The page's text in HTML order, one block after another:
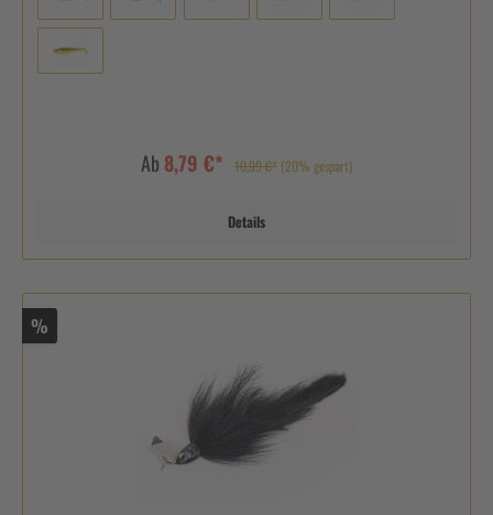
Ab 8,79 €* 10,99 €* (20% gespart)
Details
%